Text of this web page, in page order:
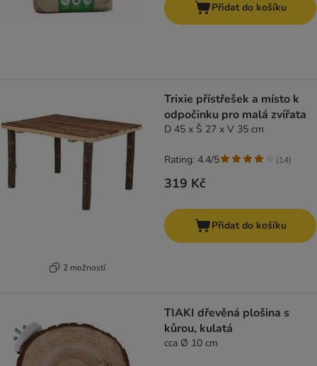
Přidat do košíku
2 možností
Trixie přístřešek a místo k
odpočinku pro malá zvířata
D 45 x Š 27 x V 35 cm
319 Kč
Rating: 4.4/5 (14)
Přidat do košíku
TIAKI dřevěná plošina s
kůrou, kulatá
cca Ø 10 cm